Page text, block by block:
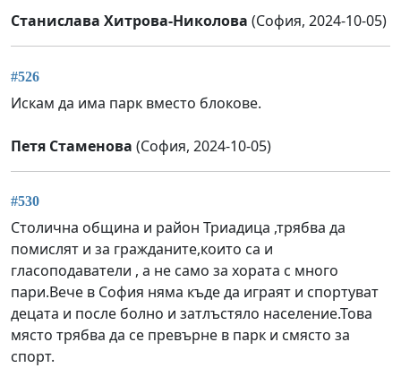
Станислава Хитрова-Николова (София, 2024-10-05)
#526
Искам да има парк вместо блокове.
Петя Стаменова (София, 2024-10-05)
#530
Столична община и район Триадица ,трябва да
помислят и за гражданите,които са и
гласоподаватели , а не само за хората с много
пари.Вече в София няма къде да играят и спортуват
децата и после болно и затлъстяло население.Това
място трябва да се превърне в парк и смясто за
спорт.